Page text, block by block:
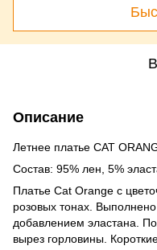
Описание
Летнее платье CAT
Состав: 95% лен, 5%
Платье Cat Orange с
розовых тонах.
добавлением эластана.
вырез горловины.